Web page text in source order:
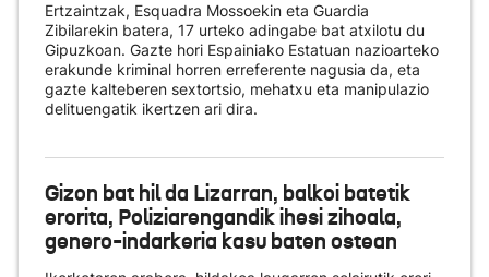
Ertzaintzak, Esquadra Mossoekin eta Guardia
Zibilarekin batera, 17 urteko adingabe bat atxilotu du
Gipuzkoan. Gazte hori Espainiako Estatuan nazioarteko
erakunde kriminal horren erreferente nagusia da, eta
gazte kalteberen sextortsio, mehatxu eta manipulazio
delituengatik ikertzen ari dira.
Gizon bat hil da Lizarran, balkoi batetik
erorita, Poliziarengandik ihesi zihoala,
genero-indarkeria kasu baten ostean